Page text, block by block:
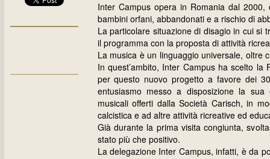
Inter Campus opera in Romania dal
bambini orfani, abbandonati e a rischio di
La particolare situazione di disagio in cui si
il programma con la proposta di attività
La musica è un linguaggio universale, oltre
In quest’ambito, Inter Campus ha scelto
per questo nuovo progetto a favore dei
entusiasmo messo a disposizione la
musicali offerti dalla Società Carisch, in
calcistica e ad altre attività ricreative ed
Già durante la prima visita congiunta,
stato più che positivo.
La delegazione Inter Campus, infatti, è da